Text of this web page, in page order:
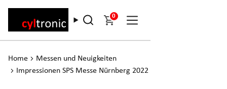
0
Home
Messen und Neuigkeiten
Impressionen SPS Messe Nürnberg 2022